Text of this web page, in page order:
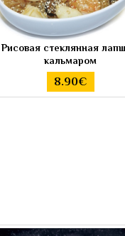
Рисовая стеклянная
кальмаром
8.90€